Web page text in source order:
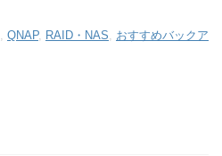
QNAP, RAID・NAS
おすすめバックア